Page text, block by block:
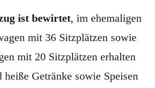
ist bewirtet, im ehemaligen
mit 36 Sitzplätzen sowie
mit 20 Sitzplätzen erhalten
heiße Getränke sowie Speisen